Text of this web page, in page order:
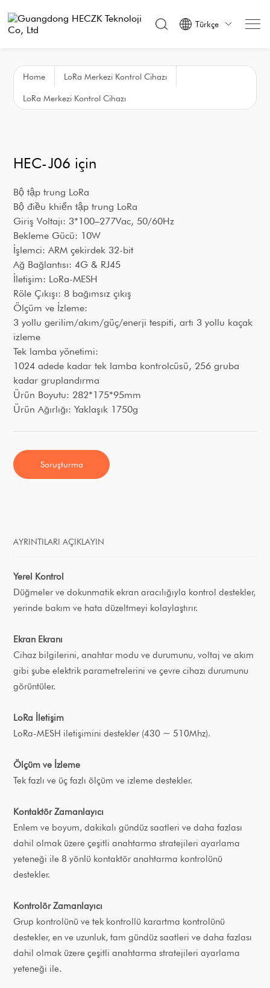
Türkçe 
Home LoRa Merkezi Kontrol Cihazı
LoRa Merkezi Kontrol Cihazı
HEC-J06 için
Bộ tập trung LoRa
Bộ điều khiển tập trung LoRa
Giriş Voltajı: 3*100–277Vac, 50/60Hz
Bekleme Gücü: 10W
İşlemci: ARM çekirdek 32-bit
Ağ Bağlantısı: 4G & RJ45
İletişim: LoRa-MESH
Röle Çıkışı: 8 bağımsız çıkış
Ölçüm ve İzleme:
3 yollu gerilim/akım/güç/enerji tespiti, artı 3 yollu kaçak
izleme
Tek lamba yönetimi:
1024 adede kadar tek lamba kontrolcüsü, 256 gruba
kadar gruplandırma
Ürün Boyutu: 282*175*95mm
Ürün Ağırlığı: Yaklaşık 1750g
Soruşturma
AYRINTILARI AÇIKLAYIN
Yerel Kontrol
Düğmeler ve dokunmatik ekran aracılığıyla kontrol destekler,
yerinde bakım ve hata düzeltmeyi kolaylaştırır.
Ekran Ekranı
Cihaz bilgilerini, anahtar modu ve durumunu, voltaj ve akım
gibi şube elektrik parametrelerini ve çevre cihazı durumunu
görüntüler.
LoRa İletişim
LoRa-MESH iletişimini destekler (430 ~ 510Mhz).
Ölçüm ve İzleme
Tek fazlı ve üç fazlı ölçüm ve izleme destekler.
Kontaktör Zamanlayıcı
Enlem ve boyum, dakikalı gündüz saatleri ve daha fazlası
dahil olmak üzere çeşitli anahtarma stratejileri ayarlama
yeteneği ile 8 yönlü kontaktör anahtarma kontrolünü
destekler.
Kontrolör Zamanlayıcı
Grup kontrolünü ve tek kontrollü karartma kontrolünü
destekler, en ve uzunluk, tam gündüz saatleri ve daha fazlası
dahil olmak üzere çeşitli anahtarma stratejileri ayarlama
yeteneği ile.